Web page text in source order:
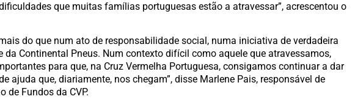
que muitas famílias portuguesas estão a atravessar”, acrescentou o
do que num ato de responsabilidade social, numa iniciativa de verdadeira
da Continental Pneus. Num contexto difícil como aquele que atravessamos,
para que, na Cruz Vermelha Portuguesa, consigamos continuar a dar
ajuda que, diariamente, nos chegam”, disse Marlene Pais, responsável de
de Fundos da CVP.